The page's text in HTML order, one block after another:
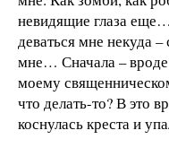
невидящие глаза
деваться мне некуда –
мне… Сначала –
моему
что делать-то? В это
коснулась креста и